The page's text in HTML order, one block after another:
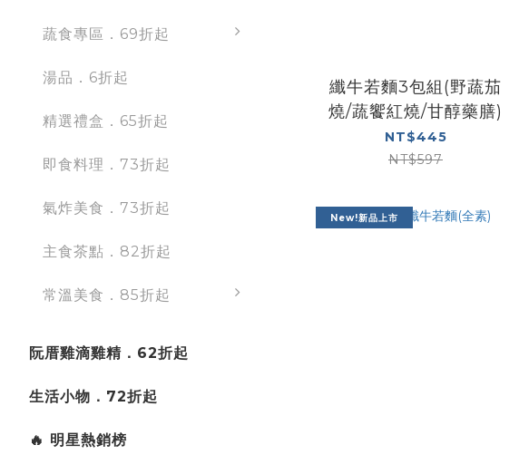
蔬食專區．69折起
湯品．6折起
精選禮盒．65折起
即食料理．73折起
氣炸美食．73折起
主食茶點．82折起
常溫美食．85折起
阮厝雞滴雞精．62折起
生活小物．72折起
🔥 明星熱銷榜
纖牛若麵3包組(野蔬茄
燒/蔬饗紅燒/甘醇藥膳)
NT$445
NT$597
New!新品上市